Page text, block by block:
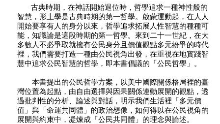
古典時期，在神話開始退位時，哲學追求一種神性般的
智慧，形上學是古典時期的第一哲學。啟蒙運動起，在人人
開始要享有人的身分以來，哲學追求拓展人性智慧的種種可
能，知識論是這段時期的第一哲學。來到二十一世紀，在大
多數人不必爭取就擁有公民身分且價值觀點多元紛爭的時代
裡，我們需要打造一種由公民視角出發，在重視在地實踐智
慧中追求公民智慧的哲學，即本書倡議的「公民哲學」。
本書提出的公民哲學方案，以美中國際關係格局裡的臺
灣位置為起點，由自由選擇與因果關係連動展開的觀點，透
過批判性的分析、論述與對話，明示我們生活裡「多元價
值」與「命運共同體」的政治想像，如何得以在公民視角的
展開與約束中，凝煉成「公民共同體」的理念與論述。